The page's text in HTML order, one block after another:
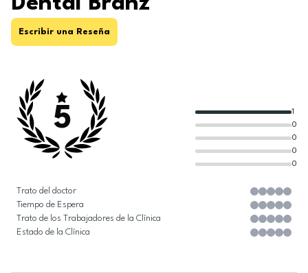
Escribir una Reseña
5
0
0
0
0
1
Trato del doctor
Tiempo de Espera
Trato de los Trabajadores de la Clínica
Estado de la Clínica